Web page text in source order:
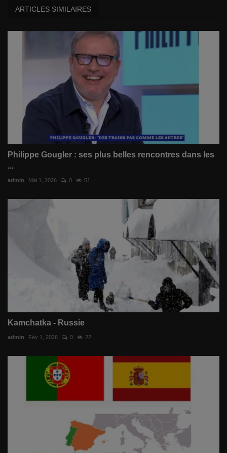
ARTICLES SIMILAIRES
Philippe Gougler : ses plus belles rencontres dans les
...
admin Mai 1, 2026 0 51
Kamchatka - Russie
admin Fév 1, 2026 0 22